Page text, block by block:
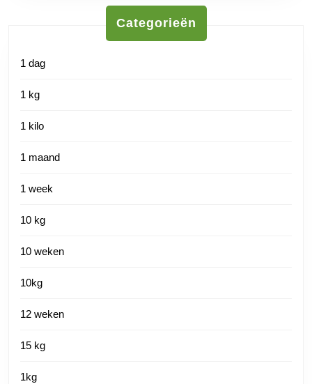
Categorieën
1 dag
1 kg
1 kilo
1 maand
1 week
10 kg
10 weken
10kg
12 weken
15 kg
1kg